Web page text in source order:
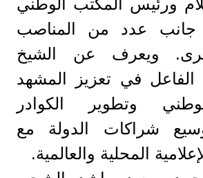
جانب عدد من المناصب
ويعرف عن الشيخ
الفاعل في تعزيز المشهد
وتطوير الكوادر
شراكات الدولة مع
المحلية والعالمية.